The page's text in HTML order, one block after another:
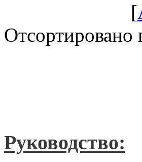
[
Отсортировано
Руководство: